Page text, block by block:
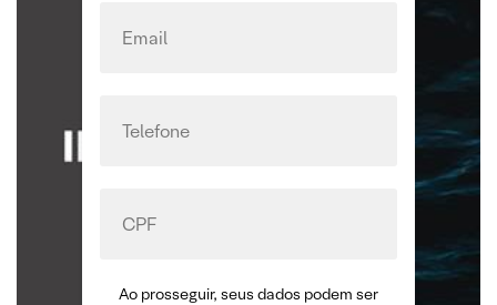
Ao prosseguir, seus dados podem ser